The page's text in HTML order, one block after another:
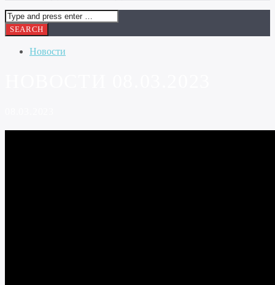
Новости